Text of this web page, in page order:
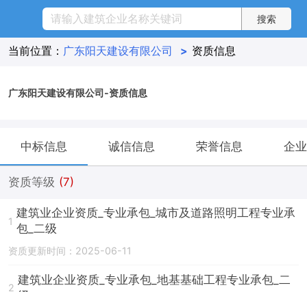
当前位置： 广东阳天建设有限公司 > 资质信息
广东阳天建设有限公司-资质信息
中标信息 诚信信息 荣誉信息 企
资质等级 (7)
1
建筑业企业资质_专业承包_城市及道路照明工程专业承
包_二级
资质更新时间：2025-06-11
2
建筑业企业资质_专业承包_地基基础工程专业承包_二